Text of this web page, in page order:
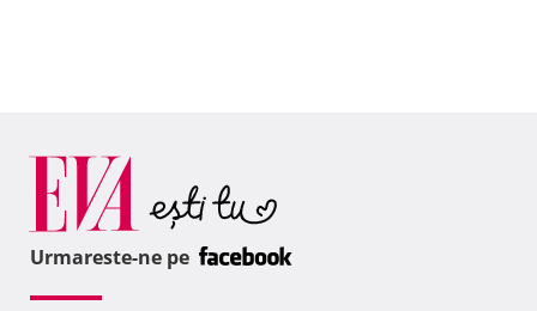
Urmareste-ne pe